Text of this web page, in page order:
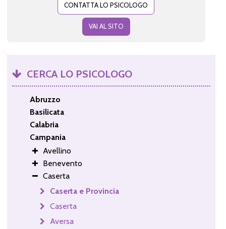
CONTATTA LO PSICOLOGO
VAI AL SITO
CERCA LO PSICOLOGO
Abruzzo
Basilicata
Calabria
Campania
Avellino
Benevento
Caserta
Caserta e Provincia
Caserta
Aversa